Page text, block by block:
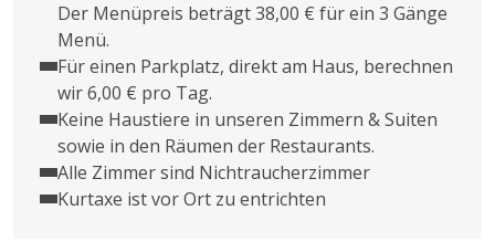
Der Menüpreis beträgt 38,00 € für ein 3 Gänge
Menü.
Für einen Parkplatz, direkt am Haus, berechnen
wir 6,00 € pro Tag.
Keine Haustiere in unseren Zimmern & Suiten
sowie in den Räumen der Restaurants.
Alle Zimmer sind Nichtraucherzimmer
Kurtaxe ist vor Ort zu entrichten